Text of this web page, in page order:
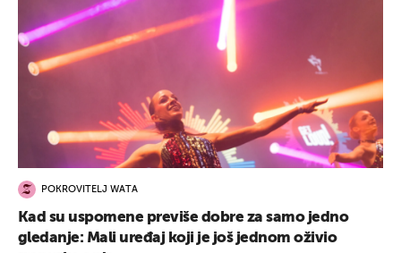
POKROVITELJ WATA
Kad su uspomene previše dobre za samo jedno
gledanje: Mali uređaj koji je još jednom oživio